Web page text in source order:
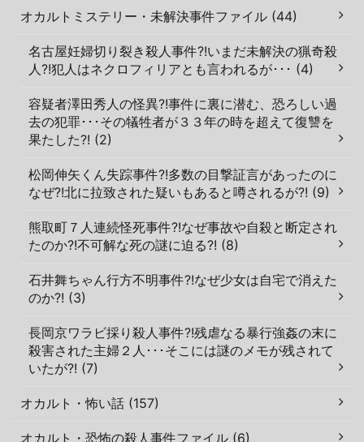
オカルトミステリー・未解決事件ファイル (44)
名古屋妊婦切り裂き殺人事件?!いまだ未解決の猟奇殺
人?!犯人はネクロフィリアとも言われるが･･･ (4)
容疑者澤田秀人の怪異?!事件に裏に潜む、恐ろしい過
去の犯罪･･･その犠牲者が３３年の時を超えて復讐を
果たした?! (2)
松岡伸矢くん失踪事件?!多数の目撃証言があったのに
なぜ?!北に拉致された疑いもあると噂されるが?! (9)
熊取町７人連続怪死事件?!なぜ事故や自殺と断定され
たのか?!不可解な死の謎に迫る?! (8)
石井舞ちゃん行方不明事件?!なぜ少女は自宅で消えた
のか?! (3)
長岡京ワラビ採り殺人事件?!残虐なる暴行強姦の末に
殺害された主婦２人･･･そこには謎のメモが残されて
いたが?! (7)
オカルト・怖い話 (157)
オカルト・恐怖の殺人事件ファイル (6)